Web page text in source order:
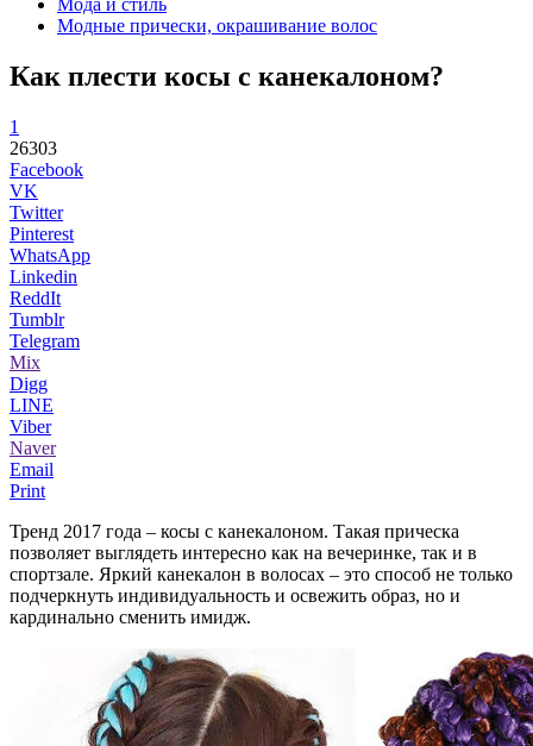
Мода и стиль
Модные прически, окрашивание волос
Как плести косы с канекалоном?
1
26303
Facebook
VK
Twitter
Pinterest
WhatsApp
Linkedin
ReddIt
Tumblr
Telegram
Mix
Digg
LINE
Viber
Naver
Email
Print
Тренд 2017 года – косы с канекалоном. Такая прическа
позволяет выглядеть интересно как на вечеринке, так и в
спортзале. Яркий канекалон в волосах – это способ не только
подчеркнуть индивидуальность и освежить образ, но и
кардинально сменить имидж.